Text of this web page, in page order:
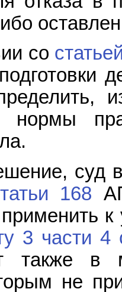
со
нормы
суд
168
3 части 4
также в
не